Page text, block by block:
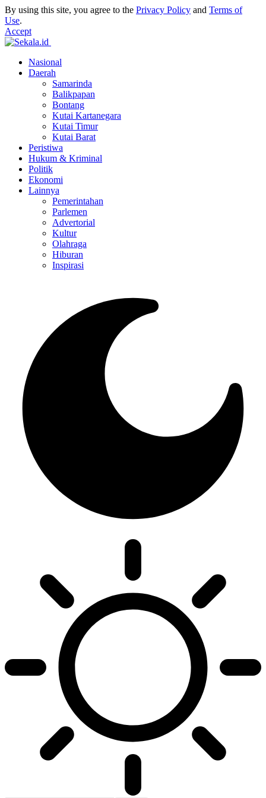
By using this site, you agree to the Privacy Policy and Terms of
Use.
Accept
Nasional
Daerah
Samarinda
Balikpapan
Bontang
Kutai Kartanegara
Kutai Timur
Kutai Barat
Peristiwa
Hukum & Kriminal
Politik
Ekonomi
Lainnya
Pemerintahan
Parlemen
Advertorial
Kultur
Olahraga
Hiburan
Inspirasi